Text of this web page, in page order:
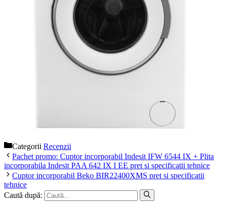
Categorii Recenzii
Pachet promo: Cuptor incorporabil Indesit IFW 6544 IX + Plita
incorporabila Indesit PAA 642 IX I EE pret si specificatii tehnice
Cuptor incorporabil Beko BIR22400XMS pret si specificatii
tehnice
Caută după: